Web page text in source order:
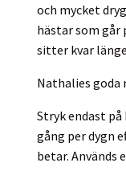
och mycket
hästar som går
sitter kvar
Nathalies goda
Stryk endast på
gång per dygn
betar. Används